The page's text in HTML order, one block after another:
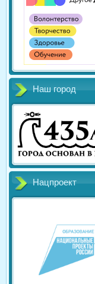
Наш город
Нацпроект